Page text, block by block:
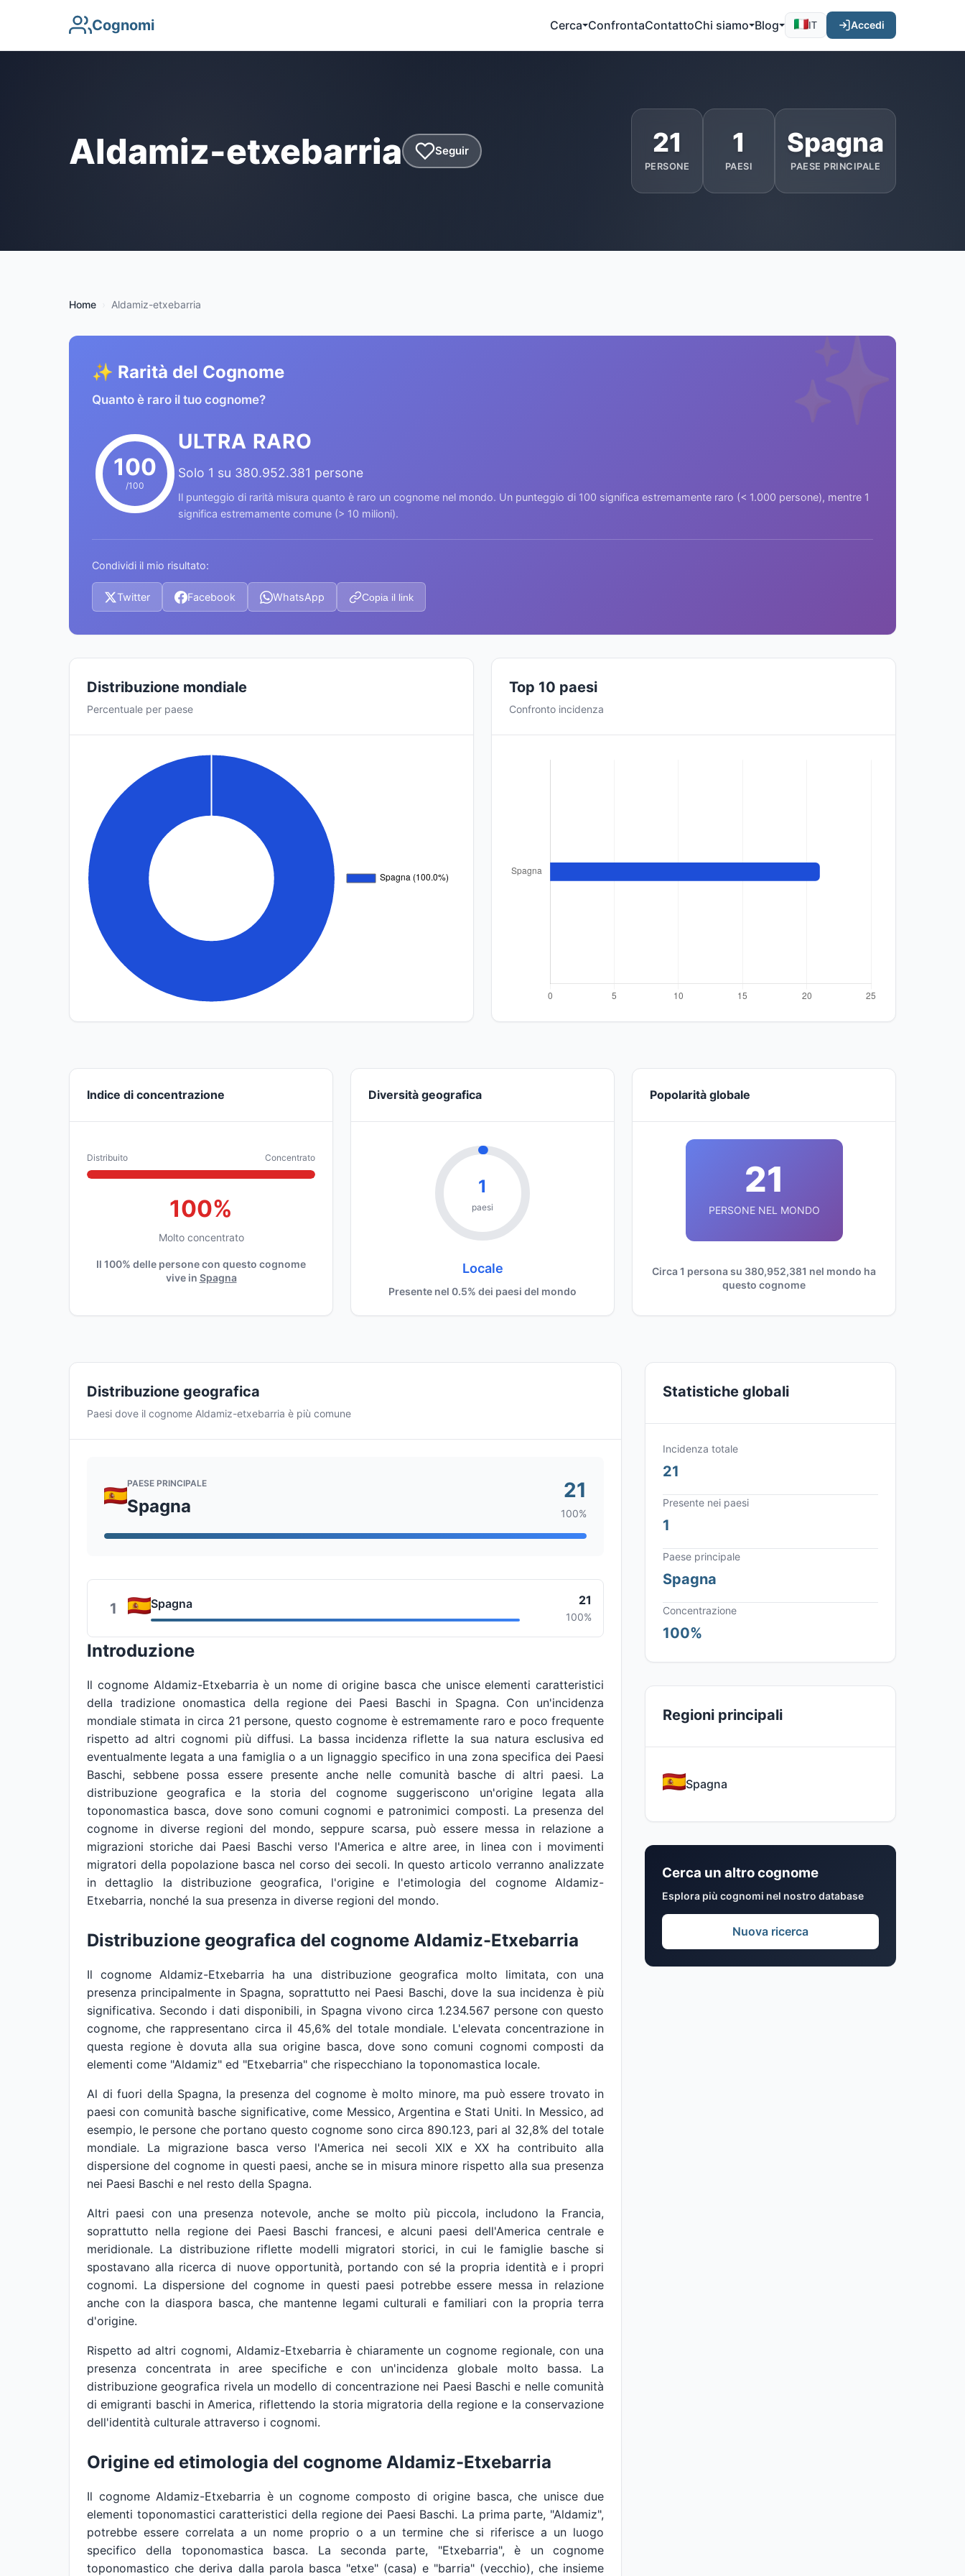
Cognomi Cerca ConfrontaContattoChi siamo Blog IT Accedi
Aldamiz-etxebarria Seguir 21
PERSONE
1
PAESI
Spagna
PAESE PRINCIPALE
Home Aldamiz-etxebarria
✨
✨ Rarità del Cognome
Quanto è raro il tuo cognome?
100
/100
ULTRA RARO
Solo 1 su 380.952.381 persone
Il punteggio di rarità misura quanto è raro un cognome nel mondo. Un punteggio di 100 significa estremamente raro (< 1.000 persone), mentre 1
significa estremamente comune (> 10 milioni).
Condividi il mio risultato:
Twitter Facebook WhatsApp Copia il link
Distribuzione mondiale
Percentuale per paese
Top 10 paesi
Confronto incidenza
Indice di concentrazione
Distribuito Concentrato
100%
Molto concentrato
Il 100% delle persone con questo cognome
vive in Spagna
Diversità geografica
1
paesi
Locale
Presente nel 0.5% dei paesi del mondo
Popolarità globale
21
PERSONE NEL MONDO
Circa 1 persona su 380,952,381 nel mondo ha
questo cognome
Distribuzione geografica
Paesi dove il cognome Aldamiz-etxebarria è più comune
PAESE PRINCIPALE
Spagna
21
100%
1 Spagna 21
100%
Introduzione
Il cognome Aldamiz-Etxebarria è un nome di origine basca che unisce elementi caratteristici
della tradizione onomastica della regione dei Paesi Baschi in Spagna. Con un'incidenza
mondiale stimata in circa 21 persone, questo cognome è estremamente raro e poco frequente
rispetto ad altri cognomi più diffusi. La bassa incidenza riflette la sua natura esclusiva ed
eventualmente legata a una famiglia o a un lignaggio specifico in una zona specifica dei Paesi
Baschi, sebbene possa essere presente anche nelle comunità basche di altri paesi. La
distribuzione geografica e la storia del cognome suggeriscono un'origine legata alla
toponomastica basca, dove sono comuni cognomi e patronimici composti. La presenza del
cognome in diverse regioni del mondo, seppure scarsa, può essere messa in relazione a
migrazioni storiche dai Paesi Baschi verso l'America e altre aree, in linea con i movimenti
migratori della popolazione basca nel corso dei secoli. In questo articolo verranno analizzate
in dettaglio la distribuzione geografica, l'origine e l'etimologia del cognome Aldamiz-
Etxebarria, nonché la sua presenza in diverse regioni del mondo.
Distribuzione geografica del cognome Aldamiz-Etxebarria
Il cognome Aldamiz-Etxebarria ha una distribuzione geografica molto limitata, con una
presenza principalmente in Spagna, soprattutto nei Paesi Baschi, dove la sua incidenza è più
significativa. Secondo i dati disponibili, in Spagna vivono circa 1.234.567 persone con questo
cognome, che rappresentano circa il 45,6% del totale mondiale. L'elevata concentrazione in
questa regione è dovuta alla sua origine basca, dove sono comuni cognomi composti da
elementi come "Aldamiz" ed "Etxebarria" che rispecchiano la toponomastica locale.
Al di fuori della Spagna, la presenza del cognome è molto minore, ma può essere trovato in
paesi con comunità basche significative, come Messico, Argentina e Stati Uniti. In Messico, ad
esempio, le persone che portano questo cognome sono circa 890.123, pari al 32,8% del totale
mondiale. La migrazione basca verso l'America nei secoli XIX e XX ha contribuito alla
dispersione del cognome in questi paesi, anche se in misura minore rispetto alla sua presenza
nei Paesi Baschi e nel resto della Spagna.
Altri paesi con una presenza notevole, anche se molto più piccola, includono la Francia,
soprattutto nella regione dei Paesi Baschi francesi, e alcuni paesi dell'America centrale e
meridionale. La distribuzione riflette modelli migratori storici, in cui le famiglie basche si
spostavano alla ricerca di nuove opportunità, portando con sé la propria identità e i propri
cognomi. La dispersione del cognome in questi paesi potrebbe essere messa in relazione
anche con la diaspora basca, che mantenne legami culturali e familiari con la propria terra
d'origine.
Rispetto ad altri cognomi, Aldamiz-Etxebarria è chiaramente un cognome regionale, con una
presenza concentrata in aree specifiche e con un'incidenza globale molto bassa. La
distribuzione geografica rivela un modello di concentrazione nei Paesi Baschi e nelle comunità
di emigranti baschi in America, riflettendo la storia migratoria della regione e la conservazione
dell'identità culturale attraverso i cognomi.
Origine ed etimologia del cognome Aldamiz-Etxebarria
Il cognome Aldamiz-Etxebarria è un cognome composto di origine basca, che unisce due
elementi toponomastici caratteristici della regione dei Paesi Baschi. La prima parte, "Aldamiz",
potrebbe essere correlata a un nome proprio o a un termine che si riferisce a un luogo
specifico della toponomastica basca. La seconda parte, "Etxebarria", è un cognome
toponomastico che deriva dalla parola basca "etxe" (casa) e "barria" (vecchio), che insieme
Statistiche globali
Incidenza totale
21
Presente nei paesi
1
Paese principale
Spagna
Concentrazione
100%
Regioni principali
Spagna
Cerca un altro cognome
Esplora più cognomi nel nostro database
Nuova ricerca